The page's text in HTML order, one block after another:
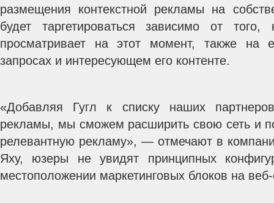
размещения контекстной рекламы на
будет таргетироваться зависимо от
просматривает на этот момент, также на
запросах и интересующем его контенте.
«Добавляя Гугл к списку наших
рекламы, мы сможем расширить свою сеть и
релевантную рекламу», — отмечают в
Яху, юзеры не увидят принципных
местоположении маркетинговых блоков на